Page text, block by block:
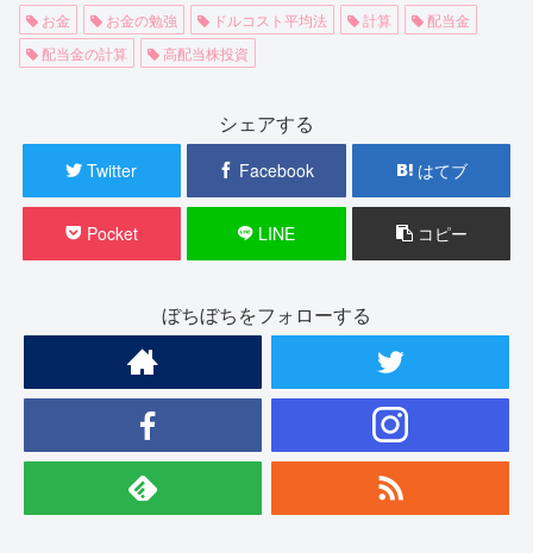
お金 お金の勉強 ドルコスト平均法 計算
配当金
配当金の計算
高配当株投資
シェアする
Twitter Facebook はてブ
Pocket LINE コピー
ぼちぼちをフォローする